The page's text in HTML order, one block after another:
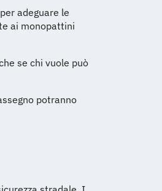
adeguare le
ai monopattini
se chi vuole può
potranno